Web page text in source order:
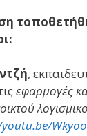
,
εφαρμογές